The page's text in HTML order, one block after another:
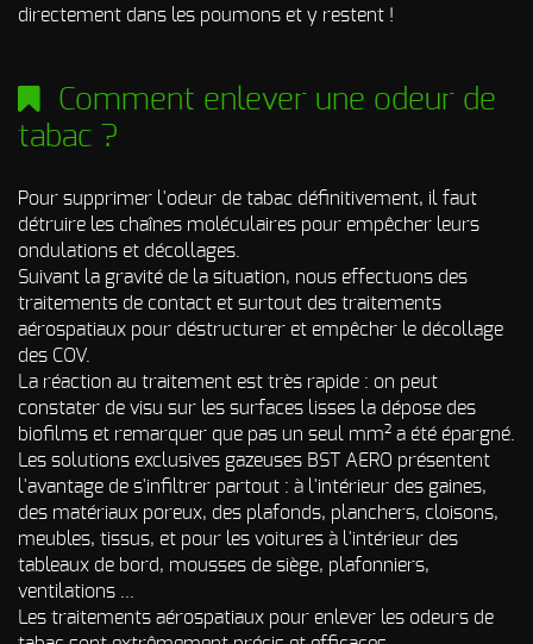
directement dans les poumons et y restent !
Comment enlever une odeur de
tabac ?
Pour supprimer l'odeur de tabac définitivement, il faut
détruire les chaînes moléculaires pour empêcher leurs
ondulations et décollages.
Suivant la gravité de la situation, nous effectuons des
traitements de contact et surtout des traitements
aérospatiaux pour déstructurer et empêcher le décollage
des COV.
La réaction au traitement est très rapide : on peut
constater de visu sur les surfaces lisses la dépose des
biofilms et remarquer que pas un seul mm² a été épargné.
Les solutions exclusives gazeuses BST AERO présentent
l'avantage de s'infiltrer partout : à l'intérieur des gaines,
des matériaux poreux, des plafonds, planchers, cloisons,
meubles, tissus, et pour les voitures à l'intérieur des
tableaux de bord, mousses de siège, plafonniers,
ventilations ...
Les traitements aérospatiaux pour enlever les odeurs de